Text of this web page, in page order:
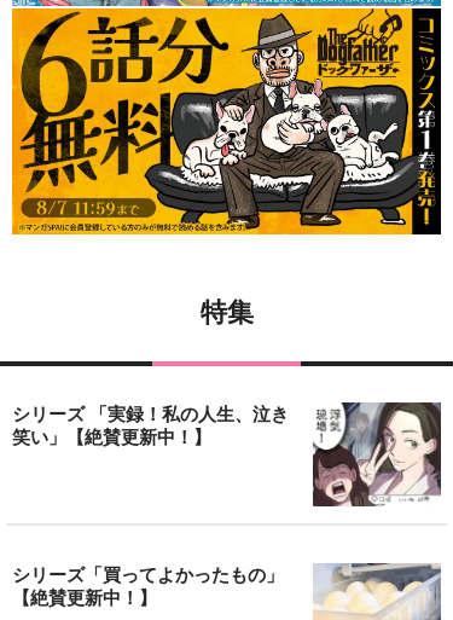
特集
シリーズ 「実録！私の人生、泣き
笑い」【絶賛更新中！】
シリーズ「買ってよかったもの」
【絶賛更新中！】